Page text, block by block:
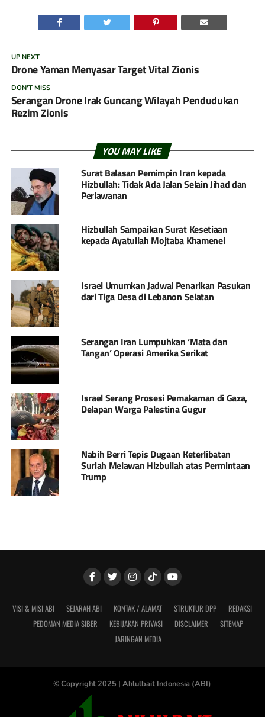
UP NEXT
Drone Yaman Menyasar Target Vital Zionis
DON'T MISS
Serangan Drone Irak Guncang Wilayah Pendudukan
Rezim Zionis
YOU MAY LIKE
Surat Balasan Pemimpin Iran kepada
Hizbullah: Tidak Ada Jalan Selain Jihad dan
Perlawanan
Hizbullah Sampaikan Surat Kesetiaan
kepada Ayatullah Mojtaba Khamenei
Israel Umumkan Jadwal Penarikan Pasukan
dari Tiga Desa di Lebanon Selatan
Serangan Iran Lumpuhkan ‘Mata dan
Tangan’ Operasi Amerika Serikat
Israel Serang Prosesi Pemakaman di Gaza,
Delapan Warga Palestina Gugur
Nabih Berri Tepis Dugaan Keterlibatan
Suriah Melawan Hizbullah atas Permintaan
Trump
VISI & MISI ABI SEJARAH ABI KONTAK / ALAMAT STRUKTUR DPP
REDAKSI
PEDOMAN MEDIA SIBER
KEBIJAKAN PRIVASI DISCLAIMER
SITEMAP
JARINGAN MEDIA
© Copyright 2025 | Ahlulbait Indonesia (ABI)